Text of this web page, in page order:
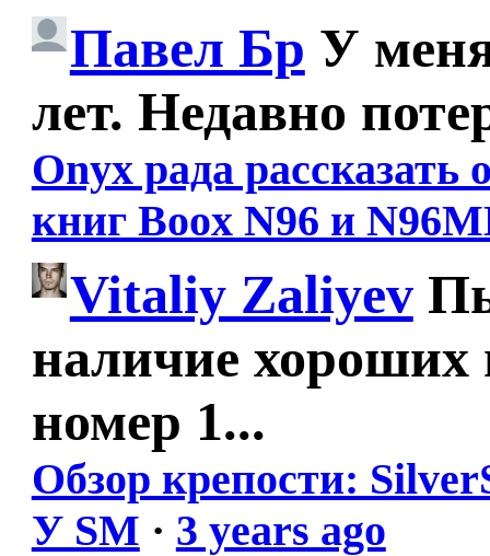
Павел Бр У
лет. Недавно
Onyx рада
книг Boox N96 и
Vitaliy Zaliyev
наличие
номер 1...
Обзор крепости:
У SM · 3 years ago